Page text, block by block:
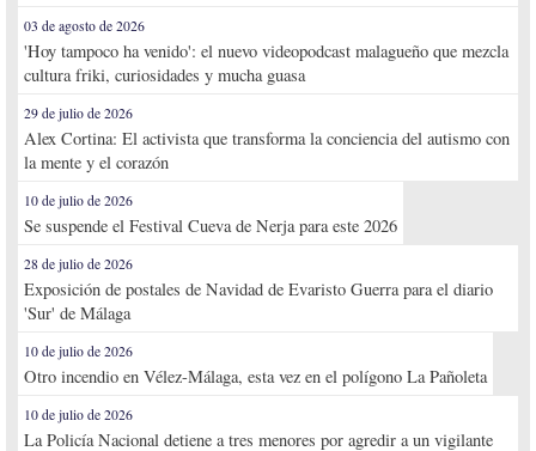
03 de agosto de 2026
'Hoy tampoco ha venido': el nuevo videopodcast malagueño que mezcla
cultura friki, curiosidades y mucha guasa
29 de julio de 2026
Alex Cortina: El activista que transforma la conciencia del autismo con
la mente y el corazón
10 de julio de 2026
Se suspende el Festival Cueva de Nerja para este 2026
28 de julio de 2026
Exposición de postales de Navidad de Evaristo Guerra para el diario
'Sur' de Málaga
10 de julio de 2026
Otro incendio en Vélez-Málaga, esta vez en el polígono La Pañoleta
10 de julio de 2026
La Policía Nacional detiene a tres menores por agredir a un vigilante